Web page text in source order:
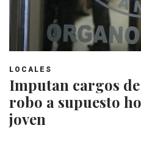
LOCALES
Imputan cargos
robo a supuesto
joven